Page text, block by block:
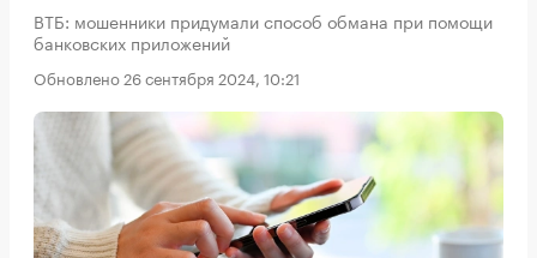
ВТБ: мошенники придумали способ обмана при помощи
банковских приложений
Обновлено 26 сентября 2024, 10:21